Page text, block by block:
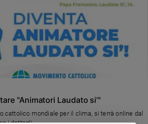
"Animatori Laudato si’"
cattolico mondiale per il clima, si terrà online dal